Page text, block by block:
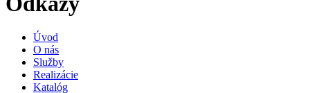
Úvod
O nás
Služby
Realizácie
Katalóg